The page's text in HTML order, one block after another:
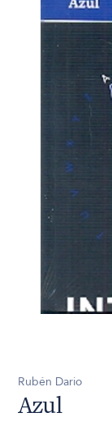
Rubén Dario
Azul